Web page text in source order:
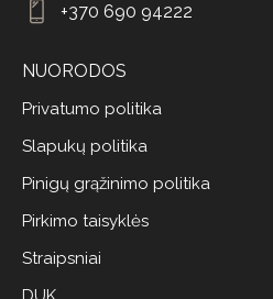
+370 690 94222
NUORODOS
Privatumo politika
Slapukų politika
Pinigų grąžinimo politika
Pirkimo taisyklės
Straipsniai